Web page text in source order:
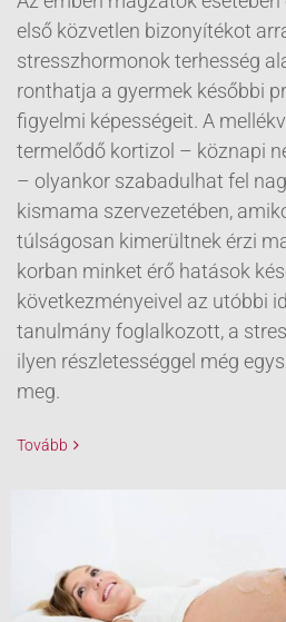
első közvetlen bizonyítékot
stresszhormonok terhesség
ronthatja a gyermek későbbi
figyelmi képességeit. A
termelődő kortizol – köznapi
– olyankor szabadulhat fel
kismama szervezetében,
túlságosan kimerültnek érzi
korban minket érő hatások
következményeivel az utóbbi
tanulmány foglalkozott, a
ilyen részletességgel még
meg.
Tovább